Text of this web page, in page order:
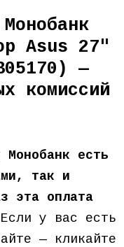
Asus 27″
—
комиссий
есть
так и
эта оплата
Если у вас есть
— кликайте